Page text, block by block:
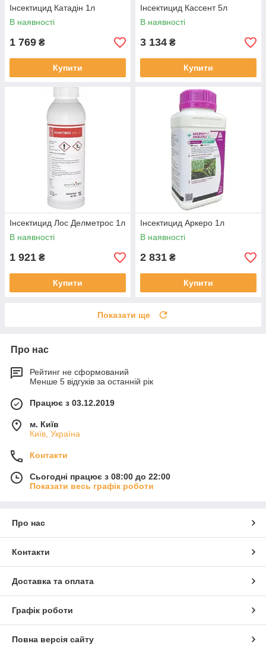
Інсектицид Катадін 1л
В наявності
1 769 ₴
Купити
Інсектицид Кассент 5л
В наявності
3 134 ₴
Купити
Інсектицид Лос Делметрос 1л
В наявності
1 921 ₴
Купити
Інсектицид Аркеро 1л
В наявності
2 831 ₴
Купити
Показати ще
Про нас
Рейтинг не сформований
Менше 5 відгуків за останній рік
Працює з 03.12.2019
м. Київ
Київ, Україна
Контакти
Сьогодні працює з 08:00 до 22:00
Показати весь графік роботи
Про нас
Контакти
Доставка та оплата
Графік роботи
Повна версія сайту